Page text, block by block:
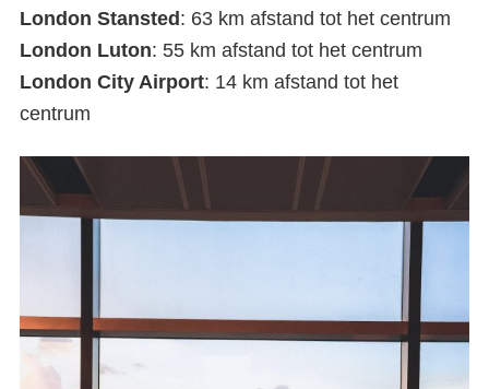
London Stansted : 63 km afstand tot het centrum
London Luton: 55 km afstand tot het centrum
London City Airport: 14 km afstand tot het
centrum